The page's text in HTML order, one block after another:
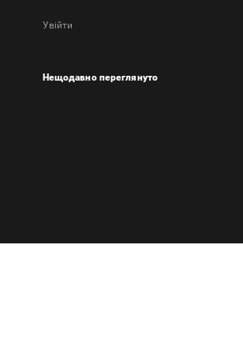
Увійти
Нещодавно переглянуто